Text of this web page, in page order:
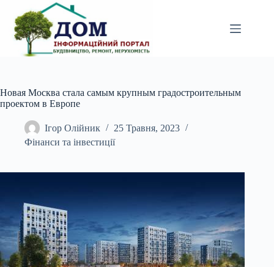
вмісту
Новая Москва стала самым крупным градостроительным
проектом в Европе
Ігор Олійник
25 Травня, 2023
Фінанси та інвестиції